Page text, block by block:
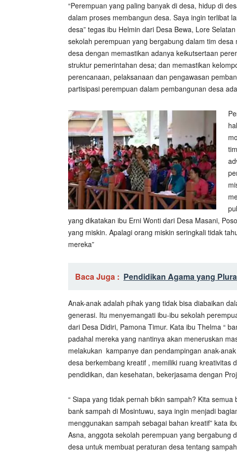
“Perempuan yang paling banyak di desa, hidup di
dalam proses membangun desa. Saya ingin terlibat
desa” tegas ibu Helmin dari Desa Bewa, Lore
sekolah perempuan yang bergabung dalam tim
desa dengan memastikan adanya keikutsertaan
struktur pemerintahan desa; dan memastikan
perencanaan, pelaksanaan dan pengawasan
partisipasi perempuan dalam pembangunan desa
yang dikatakan ibu Erni Wonti dari Desa Masani,
yang miskin. Apalagi orang miskin seringkali tidak
mereka”
Baca Juga : Pendidikan Agama yang
Anak-anak adalah pihak yang tidak bisa diabaikan
generasi. Itu menyemangati ibu-ibu sekolah
dari Desa Didiri, Pamona Timur. Kata ibu Thelma “
padahal mereka yang nantinya akan meneruskan
melakukan kampanye dan pendampingan anak-
desa berkembang kreatif , memiliki ruang kreativitas
pendidikan, dan kesehatan, bekerjasama dengan
“ Siapa yang tidak pernah bikin sampah? Kita
bank sampah di Mosintuwu, saya ingin menjadi
menggunakan sampah sebagai bahan kreatif” kata
Asna, anggota sekolah perempuan yang bergabung
desa untuk membuat peraturan desa tentang